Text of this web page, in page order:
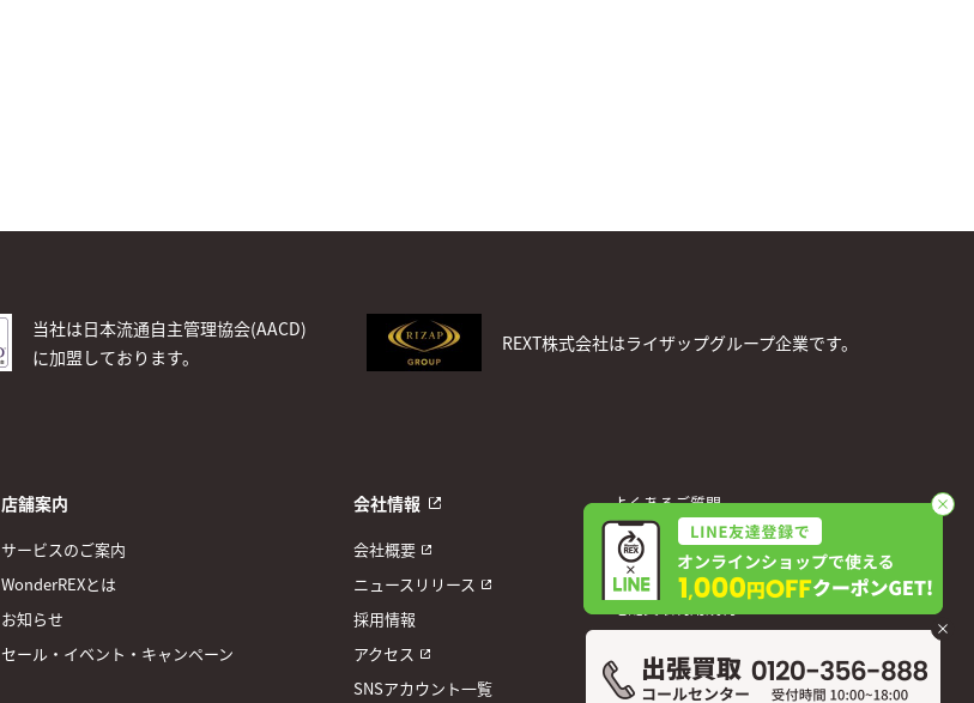
当社は日本流通自主管理協会(AACD)
に加盟しております。
REXT株式会社はライザップグループ企業です。
店舗案内
サービスのご案内
WonderREXとは
お知らせ
セール・イベント・キャンペーン
会社情報
会社概要
ニュースリリース
採用情報
アクセス
SNSアカウント一覧
よくあるご質問
お問い合わせ
個人情報保護方針
宅配買取利用規約